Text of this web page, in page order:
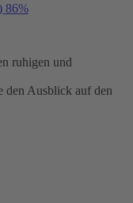
86%
ruhigen und
den Ausblick auf den